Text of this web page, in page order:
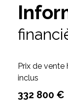
Prix de vente
inclus
332 800 €